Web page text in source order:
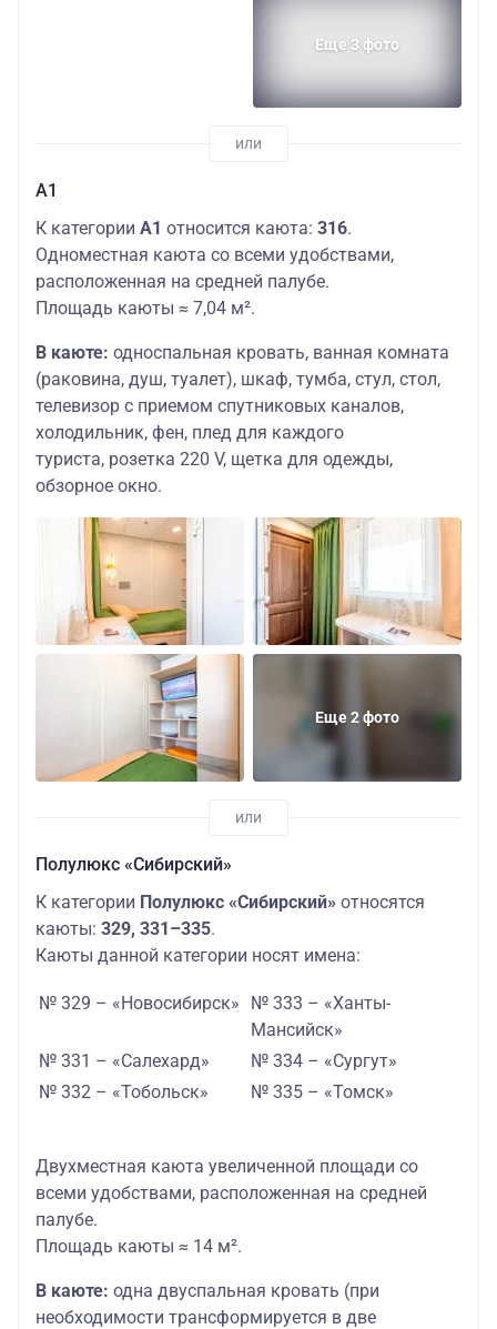
Еще 3 фото
А1
К категории А1 относится каюта: 316.
Одноместная каюта со всеми удобствами,
расположенная на средней палубе.
Площадь каюты ≈ 7,04 м².
В каюте: односпальная кровать, ванная комната
(раковина, душ, туалет), шкаф, тумба, стул, стол,
телевизор с приемом спутниковых каналов,
холодильник, фен, плед для каждого
туриста, розетка 220 V, щетка для одежды,
обзорное окно.
Еще 2 фото
Полулюкс «Сибирский»
К категории Полулюкс «Сибирский» относятся
каюты: 329, 331–335.
Каюты данной категории носят имена:
№ 329 – «Новосибирск»
№ 333 – «Ханты-
Мансийск»
№ 331 – «Салехард»
№ 334 – «Сургут»
№ 332 – «Тобольск»
№ 335 – «Томск»
Двухместная каюта увеличенной площади со
всеми удобствами, расположенная на средней
палубе.
Площадь каюты ≈ 14 м².
В каюте: одна двуспальная кровать (при
необходимости трансформируется в две